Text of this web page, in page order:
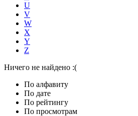
U
V
W
X
Y
Z
Ничего не найдено :(
По алфавиту
По дате
По рейтингу
По просмотрам